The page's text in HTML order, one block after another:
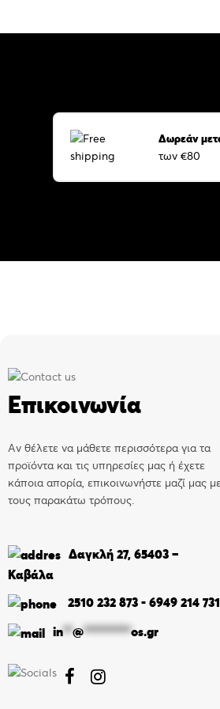
Δωρεάν
των €80
Επικοινωνία
Αν θέλετε να μάθετε περισσότερα για τα
προϊόντα και τις υπηρεσίες μας ή έχετε
κάποια απορία, επικοινωνήστε μαζί μας με
τους παρακάτω τρόπους.
Δαγκλή 27, 65403 –
Καβάλα
2510 232 873 - 6949 214 731
in**@**********os.gr
 